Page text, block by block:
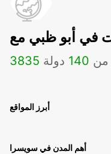
3835 من 140 دولة
أبرز المواقع
أهم المدن في سويسرا